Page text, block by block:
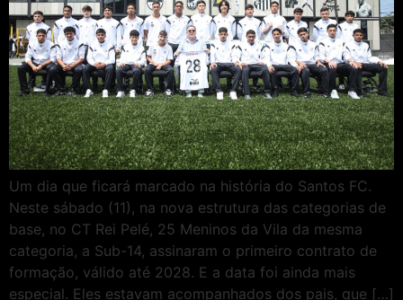
Um dia que ficará marcado na história do Santos FC.
Neste sábado (11), na nova estrutura das categorias de
base, no CT Rei Pelé, 25 Meninos da Vila da mesma
categoria, a Sub-14, assinaram o primeiro contrato de
formação, válido até 2028. E a data foi ainda mais
especial. Eles estavam acompanhados dos pais, que […]